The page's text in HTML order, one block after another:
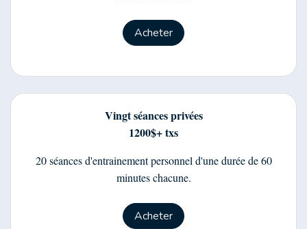
Acheter
Vingt séances privées
1200$+ txs
20 séances d'entrainement personnel d'une durée de 60
minutes chacune.
Acheter